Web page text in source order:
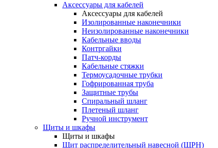
Аксессуары для кабелей
Аксессуары для кабелей
Изолированные наконечники
Неизолированные наконечники
Кабельные вводы
Контргайки
Патч-корды
Кабельные стяжки
Термоусадочные трубки
Гофрированная труба
Защитные трубы
Спиральный шланг
Плетеный шланг
Ручной инструмент
Щиты и шкафы
Щиты и шкафы
Щит распределительный навесной (ЩРН)